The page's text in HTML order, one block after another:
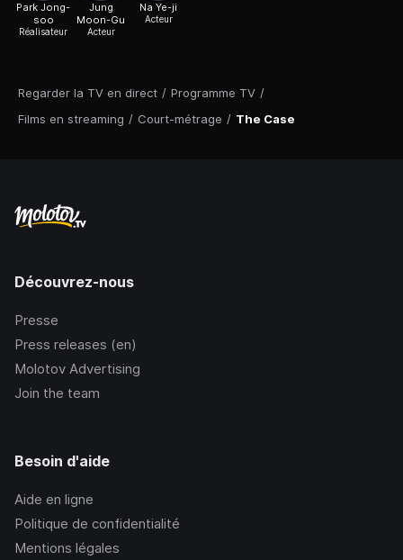
Regarder la TV en direct / Programme TV /
Films en streaming / Court-métrage / The Case
Park Jong-
soo
Réalisateur
Jung
Moon-Gu
Acteur
Na Ye-ji
Acteur
Découvrez-nous
Presse
Press releases (en)
Molotov Advertising
Join the team
Besoin d'aide
Aide en ligne
Politique de confidentialité
Mentions légales